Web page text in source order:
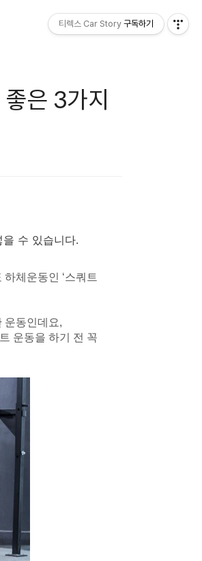
은 3가지
수 있습니다.
체운동인 ‘스쿼트
운동인데요,
운동을 하기 전 꼭
티렉스 Car Story 구독하기